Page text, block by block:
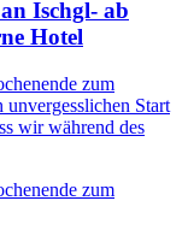
Ischgl- ab
Hotel
zum
Start
wir während des
zum